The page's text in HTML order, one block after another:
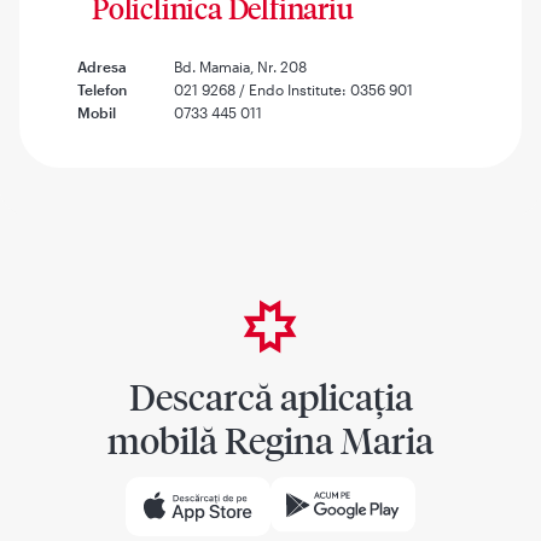
Policlinica Delfinariu
Adresa
Bd. Mamaia, Nr. 208
Telefon
021 9268 / Endo Institute: 0356 901
Mobil
0733 445 011
Descarcă aplicația
mobilă Regina Maria